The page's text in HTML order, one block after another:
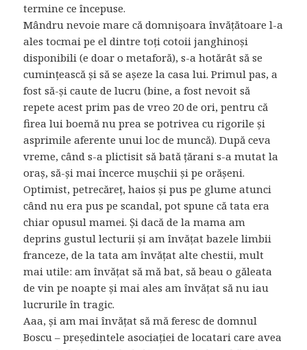
termine ce începuse.
Mândru nevoie mare că domnișoara învățătoare l-a
ales tocmai pe el dintre toți cotoii janghinoși
disponibili (e doar o metaforă), s-a hotărât să se
cumințească și să se așeze la casa lui. Primul pas, a
fost să-și caute de lucru (bine, a fost nevoit să
repete acest prim pas de vreo 20 de ori, pentru că
firea lui boemă nu prea se potrivea cu rigorile și
asprimile aferente unui loc de muncă). După ceva
vreme, când s-a plictisit să bată țărani s-a mutat la
oraș, să-și mai încerce mușchii și pe orășeni.
Optimist, petrecăreț, haios și pus pe glume atunci
când nu era pus pe scandal, pot spune că tata era
chiar opusul mamei. Și dacă de la mama am
deprins gustul lecturii și am învățat bazele limbii
franceze, de la tata am învățat alte chestii, mult
mai utile: am învățat să mă bat, să beau o găleata
de vin pe noapte și mai ales am învățat să nu iau
lucrurile în tragic.
Aaa, și am mai învățat să mă feresc de domnul
Boscu – președintele asociației de locatari care avea